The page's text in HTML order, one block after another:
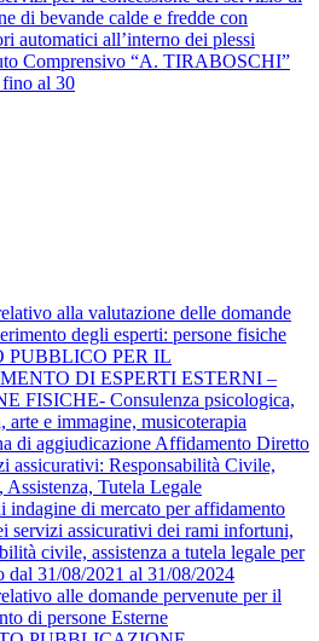
di bevande calde e fredde con
automatici all’interno dei plessi
Comprensivo “A. TIRABOSCHI”
al 30
alla valutazione delle domande
degli esperti: persone fisiche
PUBBLICO PER IL
DI ESPERTI ESTERNI –
FISICHE- Consulenza psicologica,
arte e immagine, musicoterapia
di aggiudicazione Affidamento Diretto
assicurativi: Responsabilità Civile,
Tutela Legale
indagine di mercato per affidamento
servizi assicurativi dei rami infortuni,
civile, assistenza a tutela legale per
dal 31/08/2021 al 31/08/2024
alle domande pervenute per il
di persone Esterne